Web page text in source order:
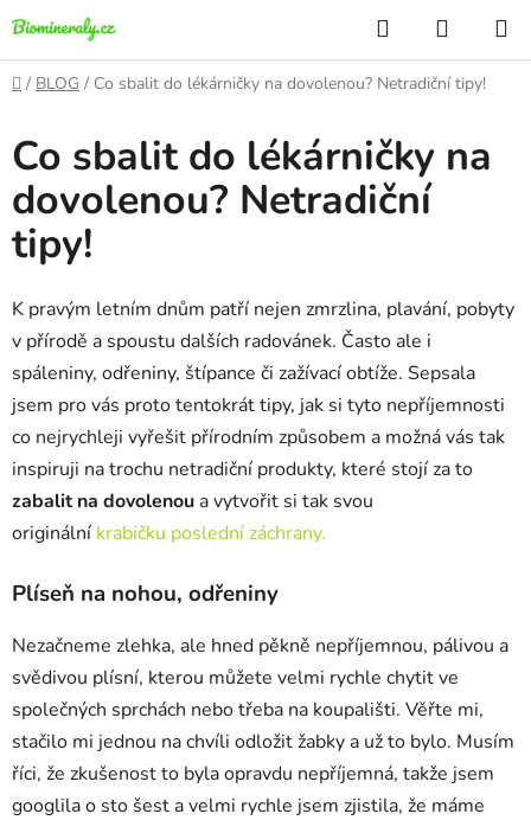
Přejít
na
obsah
Hledat
KOŠÍK
Domů
/ BLOG / Co sbalit do lékárničky na dovolenou? Netradiční tipy!
Co sbalit do lékárničky na
dovolenou? Netradiční
tipy!
K pravým letním dnům patří nejen zmrzlina, plavání, pobyty
v přírodě a spoustu dalších radovánek. Často ale i
spáleniny, odřeniny, štípance či zažívací obtíže. Sepsala
jsem pro vás proto tentokrát tipy, jak si tyto nepříjemnosti
co nejrychleji vyřešit přírodním způsobem a možná vás tak
inspiruji na trochu netradiční produkty, které stojí za to
zabalit na dovolenou a vytvořit si tak svou
originální krabičku poslední záchrany.
Plíseň na nohou, odřeniny
Nezačneme zlehka, ale hned pěkně nepříjemnou, pálivou a
svědivou plísní, kterou můžete velmi rychle chytit ve
společných sprchách nebo třeba na koupališti. Věřte mi,
stačilo mi jednou na chvíli odložit žabky a už to bylo. Musím
říci, že zkušenost to byla opravdu nepříjemná, takže jsem
googlila o sto šest a velmi rychle jsem zjistila, že máme